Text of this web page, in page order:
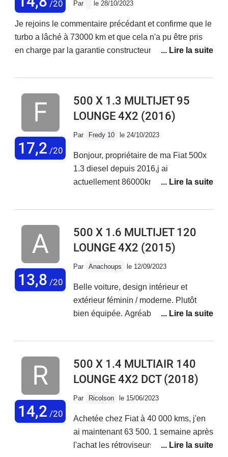
/20 Par le 28/10/2023
Je rejoins le commentaire précédant et confirme que le
turbo a lâché à 73000 km et que cela n'a pu être pris
en charge par la garantie constructeur ! Je précise que
réparations ! Ma voiture est d'ailleurs en vente. Je ne
17,2 /20
500 X 1.3 MULTIJET 95
LOUNGE 4X2 (2016)
Par Fredy 10 le 24/10/2023
Bonjour, propriétaire de ma Fiat 500x
1.3 diesel depuis 2016,j ai
actuellement 86000km au compteur
Entretien courant effectué chez Fiat
polyvalent.
13,8 /20
500 X 1.6 MULTIJET 120
LOUNGE 4X2 (2015)
Par Anachoups le 12/09/2023
Belle voiture, design intérieur et
extérieur féminin / moderne. Plutôt
bien équipée. Agréable à conduire sur
de route. Malheureusement aucune
voiture vieillit très mal, tout se met à
déconner et les réparations
de leurs défauts de fabrication !
J'adore ma voiture mais au vu des
coûts de réparations faramineux, des
14,2 /20
500 X 1.4 MULTIAIR 140
LOUNGE 4X2 DCT(2018)
Par Ricolson le 15/06/2023
Achetée chez Fiat à 40 000 kms, j'en
ai maintenant 63 500. 1 semaine après
l'achat les rétroviseurs électriques ne